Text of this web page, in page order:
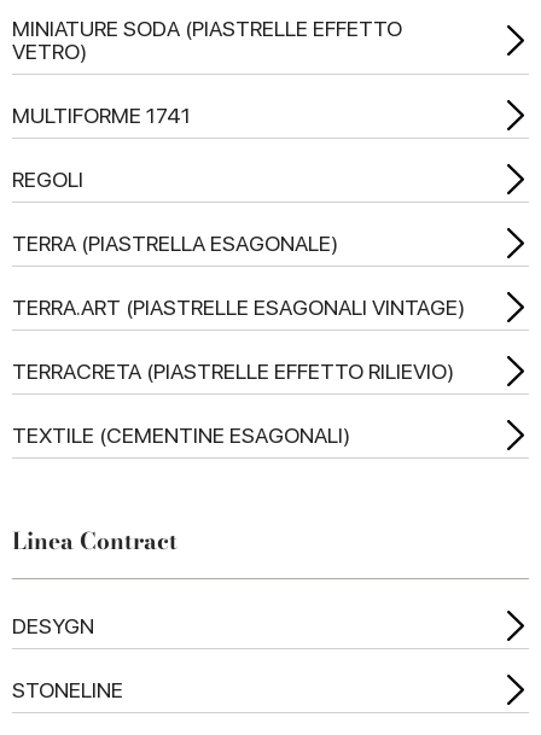
MINIATURE SODA (PIASTRELLE EFFETTO
VETRO)
MULTIFORME 1741
REGOLI
TERRA (PIASTRELLA ESAGONALE)
TERRA.ART (PIASTRELLE ESAGONALI VINTAGE)
TERRACRETA (PIASTRELLE EFFETTO RILIEVIO)
TEXTILE (CEMENTINE ESAGONALI)
Linea Contract
DESYGN
STONELINE